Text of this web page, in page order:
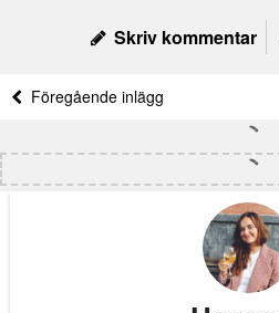
Skriv kommentar
Föregående inlägg